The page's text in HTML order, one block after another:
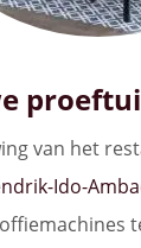
van het
Ido-